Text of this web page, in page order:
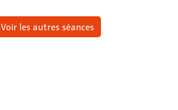
Voir les autres séances